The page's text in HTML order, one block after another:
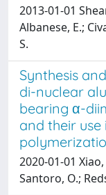
2013-01-01
Albanese, E.;
S.
Synthesis
di-nuclear
bearing α-
and their
2020-01-01 Xiao,
Santoro, O.;